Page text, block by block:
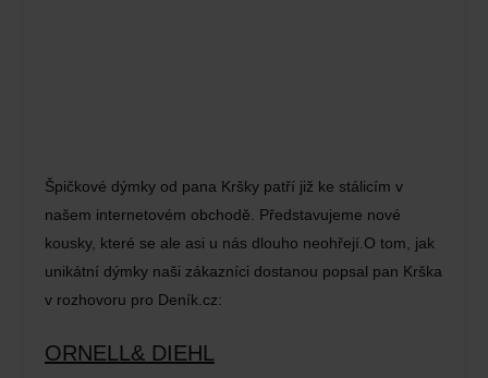
Špičkové dýmky od pana Kršky patří již ke stálicím v
našem internetovém obchodě. Představujeme nové
kousky, které se ale asi u nás dlouho neohřejí.O tom, jak
unikátní dýmky naši zákazníci dostanou popsal pan Krška
v rozhovoru pro Deník.cz:
ORNELL& DIEHL